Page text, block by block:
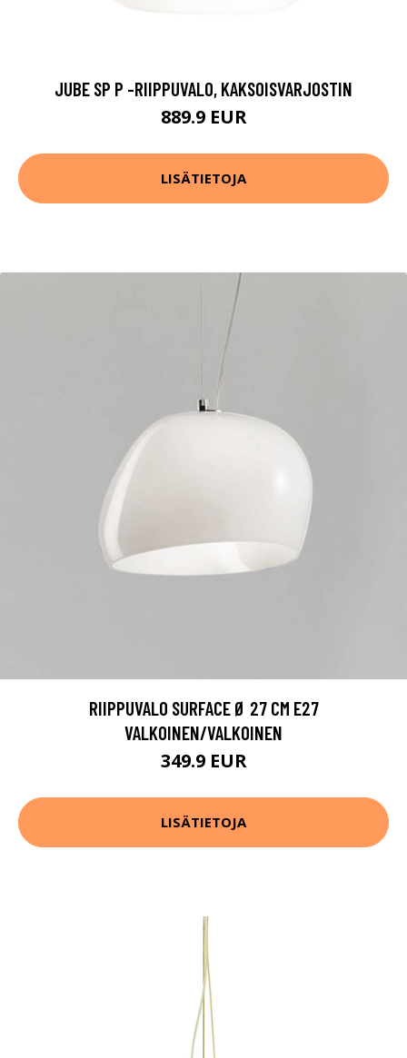
JUBE SP P -RIIPPUVALO, KAKSOISVARJOSTIN
889.9 EUR
LISÄTIETOJA
RIIPPUVALO SURFACE Ø 27 CM E27
VALKOINEN/VALKOINEN
349.9 EUR
LISÄTIETOJA